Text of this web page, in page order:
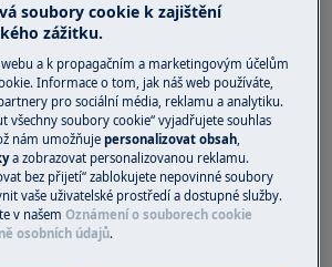
štítek
soubory cookie k zajištění
zážitku.
a k propagačním a marketingovým účelům
Informace o tom, jak náš web používáte,
pro sociální média, reklamu a analytiku.
všechny soubory cookie“ vyjadřujete souhlas
nám umožňujepersonalizovat obsah,
a zobrazovat personalizovanou reklamu.
bez přijetí“ zablokujete nepovinné soubory
vaše uživatelské prostředí a dostupné služby.
v našemOznámení o souborech cookie
osobních údajů.